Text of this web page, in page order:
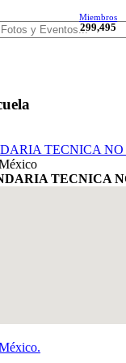
Miembros
299,495
TECNICA NO
TECNICA